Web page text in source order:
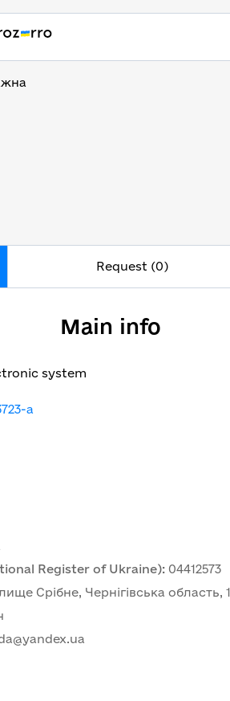
Request (0)
Main info
system
a
Register of Ukraine): 04412573
Срібне, Чернігівська область,